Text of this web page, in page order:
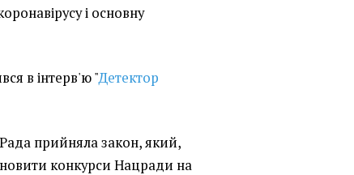
і основну
в інтерв'ю "Детектор
прийняла закон, який,
конкурси Нацради на